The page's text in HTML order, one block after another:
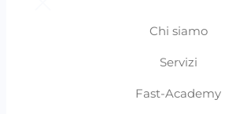
Chi siamo
Servizi
Fast-Academy